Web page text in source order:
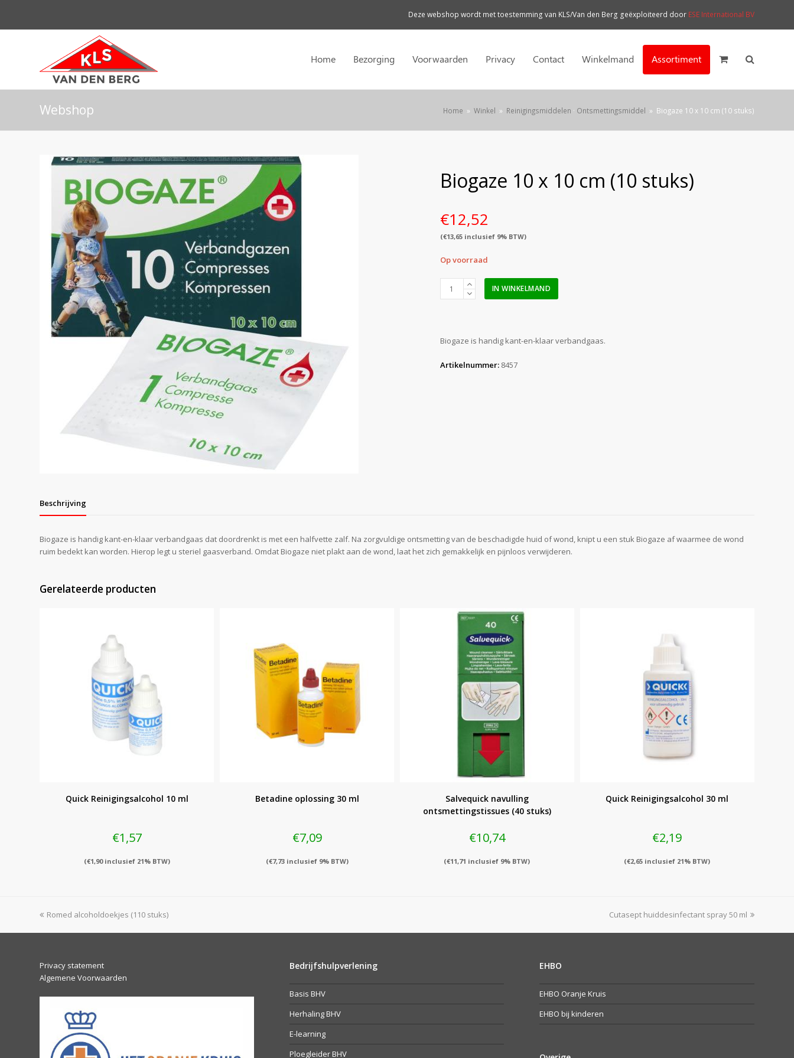
Deze webshop wordt met toestemming van KLS/Van den Berg geëxploiteerd door ESE International BV
Home Bezorging Voorwaarden Privacy Contact Winkelmand Assortiment
Webshop Home » Winkel » Reinigingsmiddelen · Ontsmettingsmiddel » Biogaze 10 x 10 cm (10 stuks)
Biogaze 10 x 10 cm (10 stuks)
€12,52
(€13,65inclusief 9% BTW)
Op voorraad
Biogaze
(10
aantal
IN WINKELMAND
Biogaze is handig kant-en-klaar verbandgaas.
Artikelnummer: 8457
Beschrijving
Biogaze is handig kant-en-klaar verbandgaas dat doordrenkt is met een halfvette zalf. Na zorgvuldige ontsmetting van de beschadigde huid of wond, knipt u een stuk Biogaze af waarmee de wond
ruim bedekt kan worden. Hierop legt u steriel gaasverband. Omdat Biogaze niet plakt aan de wond, laat het zich gemakkelijk en pijnloos verwijderen.
Gerelateerde producten
Quick Reinigingsalcohol 10 ml
€1,57
(€1,90inclusief 21% BTW)
Betadine oplossing 30 ml
€7,09
(€7,73inclusief 9% BTW)
Salvequick navulling
ontsmettingstissues (40 stuks)
€10,74
(€11,71 inclusief 9% BTW)
Quick Reinigingsalcohol 30 ml
€2,19
(€2,65 inclusief 21% BTW)
previous
Romed alcoholdoekjes (110 stuks)
next
Cutasept huiddesinfectant spray 50 ml
Privacy statement
Algemene Voorwaarden
Bedrijfshulpverlening
Basis BHV
Herhaling BHV
E-learning
Ploegleider BHV
EHBO
EHBO Oranje Kruis
EHBO bij kinderen